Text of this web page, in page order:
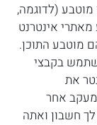
מוטבע (לדוגמה,
מאתרי אינטרנט
מוטבע התוכן.
בקבצי
את
מעקב אחר
חשבון ואתה